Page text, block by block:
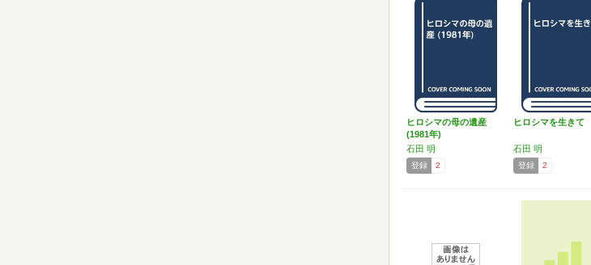
ヒロシマの母の遺産
(1981年)
石田 明
登録 2
ヒロシマを生きて
石田 明
登録 2